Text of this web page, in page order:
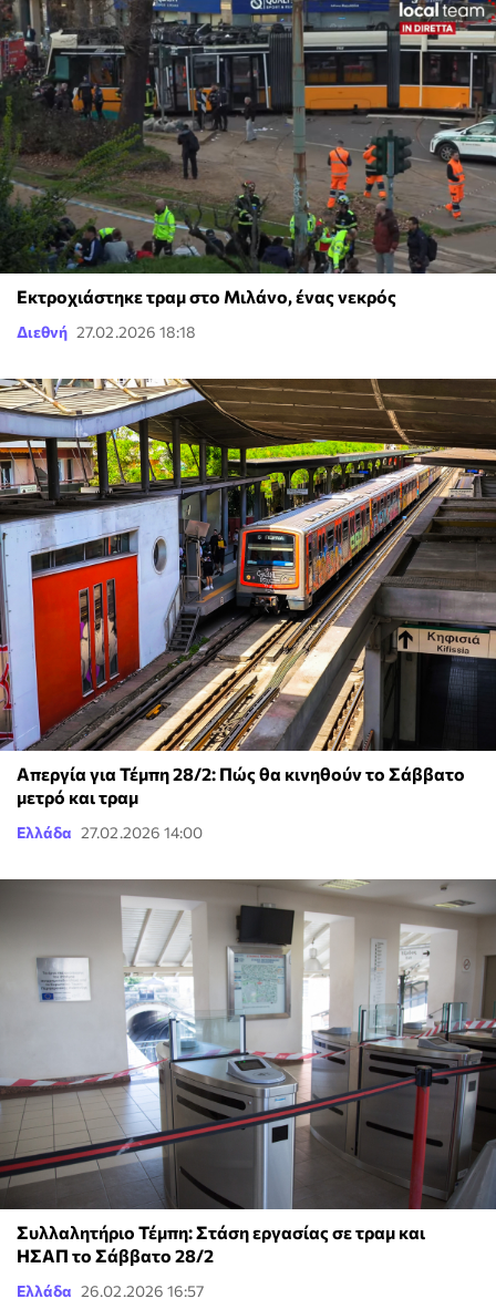
Εκτροχιάστηκε τραμ στο Μιλάνο, ένας νεκρός
Διεθνή 27.02.2026 18:18
Απεργία για Τέμπη 28/2: Πώς θα κινηθούν το Σάββατο
μετρό και τραμ
Ελλάδα 27.02.2026 14:00
Συλλαλητήριο Τέμπη: Στάση εργασίας σε τραμ και
ΗΣΑΠ το Σάββατο 28/2
Ελλάδα 26.02.2026 16:57